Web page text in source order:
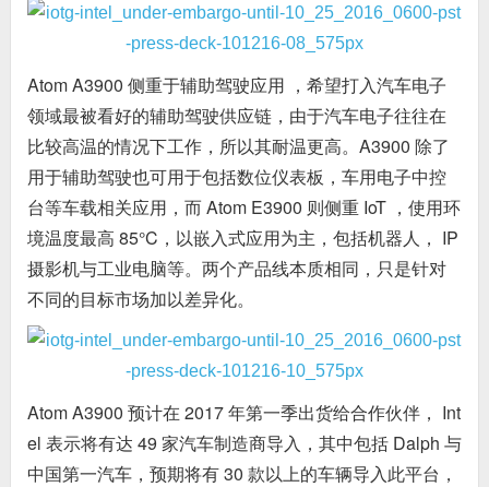
Atom A3900 侧重于辅助驾驶应用 ，希望打入汽车电子
领域最被看好的辅助驾驶供应链，由于汽车电子往往在
比较高温的情况下工作，所以其耐温更高。A3900 除了
用于辅助驾驶也可用于包括数位仪表板，车用电子中控
台等车载相关应用，而 Atom E3900 则侧重 IoT ，使用环
境温度最高 85°C，以嵌入式应用为主，包括机器人， IP
摄影机与工业电脑等。两个产品线本质相同，只是针对
不同的目标市场加以差异化。
Atom A3900 预计在 2017 年第一季出货给合作伙伴， Int
el 表示将有达 49 家汽车制造商导入，其中包括 Dalph 与
中国第一汽车，预期将有 30 款以上的车辆导入此平台，